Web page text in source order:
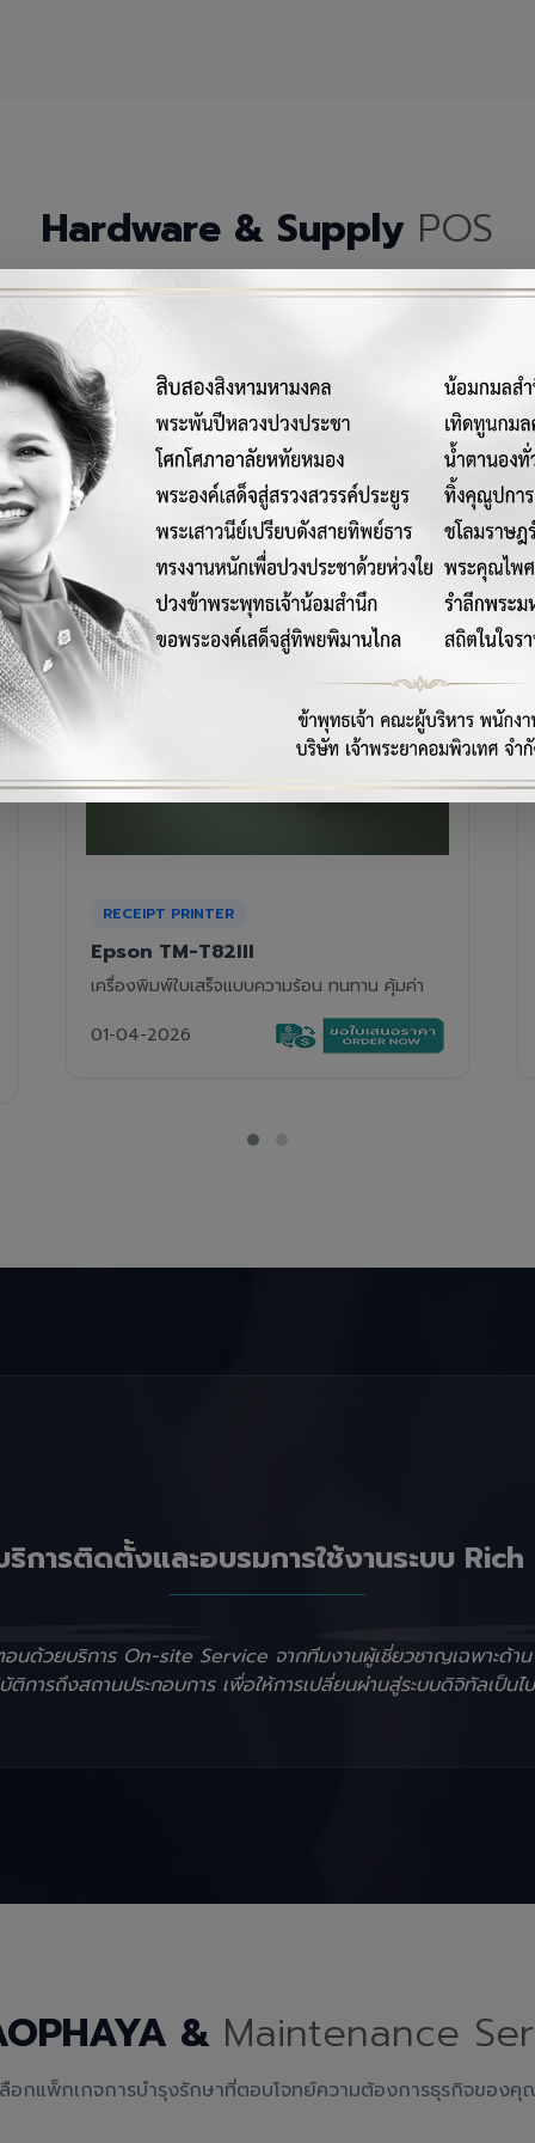
Hardware & Supply POS
ณ์เครื่องมือฮาร์ดแวร์และวัสดุสิ้นเปลืองคุณภาพสูงสำหรับระบบ
RECEIPT PRINTER
Epson TM-T88VII
เครื่องพิมพ์ใบเสร็จความร้อนรุ่นท็อป ความเร็วสูง
01-04-2026
ริการติดตั้งและอบรมการใช้งานระบบ Rich
อนด้วยบริการ On-site Service จากทีมงานผู้เชี่ยวชาญเฉพาะด้า
การถึงสถานประกอบการ เพื่อให้การเปลี่ยนผ่านสู่ระบบดิจิทัลเป็นไ
& Maintenance
อกแพ็กเกจการบำรุงรักษาที่ตอบโจทย์ความต้องการธุรกิจของ